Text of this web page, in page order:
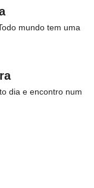
mundo tem uma
dia e encontro num